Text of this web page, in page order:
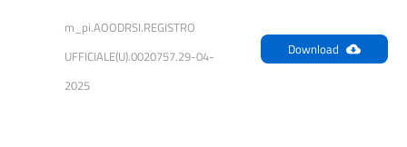
m_pi.AOODRSI.REGISTRO
UFFICIALE(U).0020757.29-04-
2025
Download